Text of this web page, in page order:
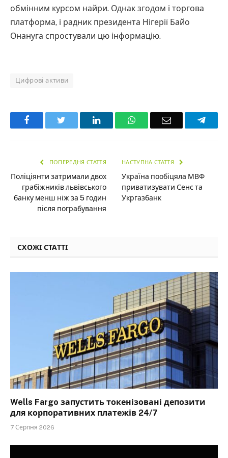
обмінним курсом найри. Однак згодом і торгова
платформа, і радник президента Нігерії Байо
Онануга спростували цю інформацію.
Цифрові активи
Facebook LinkedInWhatsAppEmail
ПОПЕРЕДНЯ СТАТТЯ
Поліціянти затримали двох
грабіжників львівського
банку менш ніж за 5 годин
після пограбування
НАСТУПНА СТАТТЯ
Україна пообіцяла МВФ
приватизувати Сенс та
Укргазбанк
СХОЖІ СТАТТІ
Wells Fargo запустить токенізовані депозити
для корпоративних платежів 24/7
7 Серпня 2026